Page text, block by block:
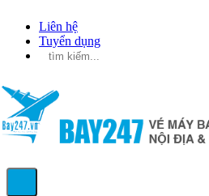
Liên hệ
Tuyển dụng